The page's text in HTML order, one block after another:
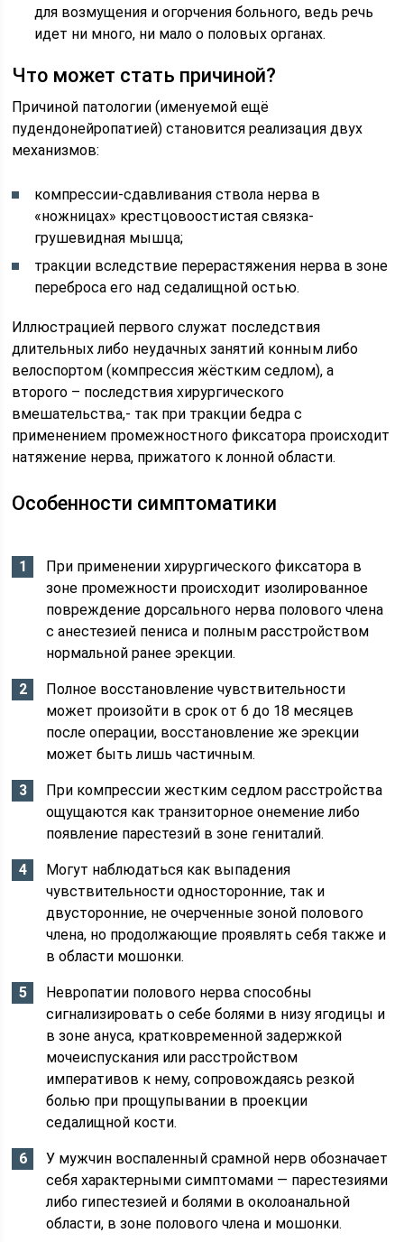
для возмущения и огорчения больного, ведь речь
идет ни много, ни мало о половых органах.
Что может стать причиной?
Причиной патологии (именуемой ещё
пудендонейропатией) становится реализация двух
механизмов:
компрессии-сдавливания ствола нерва в
«ножницах» крестцовоостистая связка-
грушевидная мышца;
тракции вследствие перерастяжения нерва в зоне
переброса его над седалищной остью.
Иллюстрацией первого служат последствия
длительных либо неудачных занятий конным либо
велоспортом (компрессия жёстким седлом), а
второго – последствия хирургического
вмешательства,- так при тракции бедра с
применением промежностного фиксатора происходит
натяжение нерва, прижатого к лонной области.
Особенности симптоматики
При применении хирургического фиксатора в
зоне промежности происходит изолированное
повреждение дорсального нерва полового члена
с анестезией пениса и полным расстройством
нормальной ранее эрекции.
Полное восстановление чувствительности
может произойти в срок от 6 до 18 месяцев
после операции, восстановление же эрекции
может быть лишь частичным.
При компрессии жестким седлом расстройства
ощущаются как транзиторное онемение либо
появление парестезий в зоне гениталий.
Могут наблюдаться как выпадения
чувствительности односторонние, так и
двусторонние, не очерченные зоной полового
члена, но продолжающие проявлять себя также и
в области мошонки.
Невропатии полового нерва способны
сигнализировать о себе болями в низу ягодицы и
в зоне ануса, кратковременной задержкой
мочеиспускания или расстройством
императивов к нему, сопровождаясь резкой
болью при прощупывании в проекции
седалищной кости.
У мужчин воспаленный срамной нерв обозначает
себя характерными симптомами — парестезиями
либо гипестезией и болями в околоанальной
области, в зоне полового члена и мошонки.